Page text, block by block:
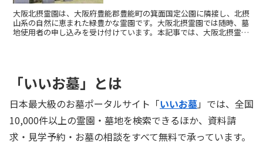
大阪北摂霊園は、大阪府豊能郡豊能町の箕面国定公園に隣接し、北摂
山系の自然に恵まれた緑豊かな霊園です。大阪北摂霊園では随時、墓
地使用者の申し込みを受け付けています。本記事では、大阪北摂霊園
「いいお墓」とは
日本最大級のお墓ポータルサイト「いいお墓」では、全国
10,000件以上の霊園・墓地を検索できるほか、資料請
求・見学予約・お墓の相談をすべて無料で承っています。